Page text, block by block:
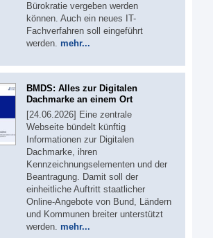
Bürokratie vergeben werden
können. Auch ein neues IT-
Fachverfahren soll eingeführt
werden. mehr...
BMDS: Alles zur Digitalen
Dachmarke an einem Ort
[24.06.2026] Eine zentrale
Webseite bündelt künftig
Informationen zur Digitalen
Dachmarke, ihren
Kennzeichnungselementen und der
Beantragung. Damit soll der
einheitliche Auftritt staatlicher
Online-Angebote von Bund, Ländern
und Kommunen breiter unterstützt
werden. mehr...